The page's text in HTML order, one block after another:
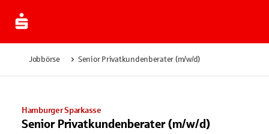
Jobbörse Senior Privatkundenberater (m/w/d)
Hamburger Sparkasse
Senior Privatkundenberater (m/w/d)